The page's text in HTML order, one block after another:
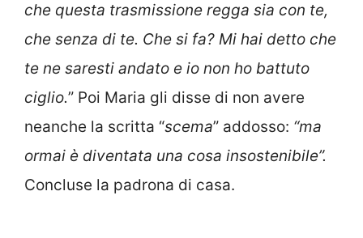
che questa trasmissione regga sia con te,
che senza di te. Che si fa? Mi hai detto che
te ne saresti andato e io non ho battuto
ciglio.” Poi Maria gli disse di non avere
neanche la scritta “scema” addosso: “ma
ormai è diventata una cosa insostenibile”.
Concluse la padrona di casa.